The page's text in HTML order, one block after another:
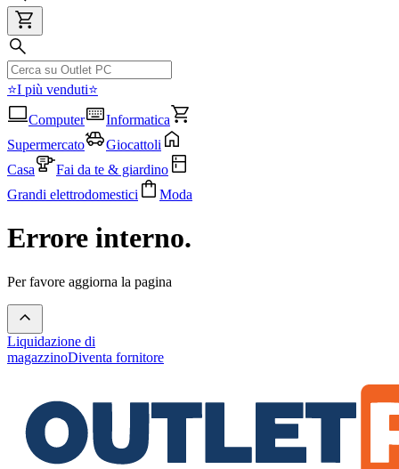
⭐I più venduti⭐
Computer
Informatica
Supermercato
Giocattoli
Casa
Fai da te & giardino
Grandi elettrodomestici
Moda
Errore interno.
Per favore aggiorna la pagina
Liquidazione di
magazzinoDiventa fornitore